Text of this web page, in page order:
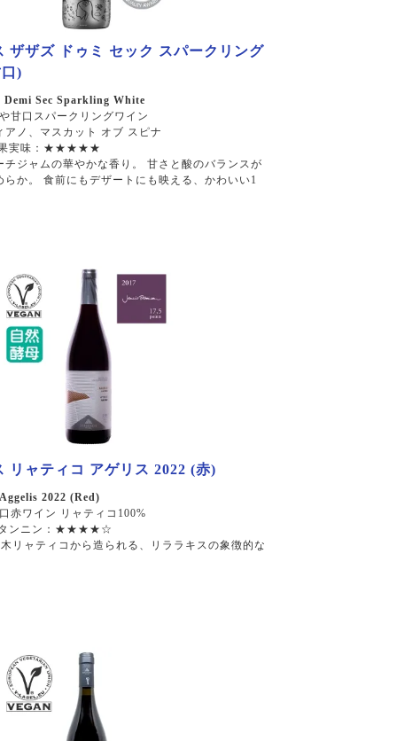
ザザズ ドゥミ セック スパークリング
)
Sec Sparkling White
甘口スパークリングワイン
アノ、マスカット オブ スピナ
実味：★★★★★
チジャムの華やかな香り。 甘さと酸のバランスが
らか。 食前にもデザートにも映える、かわいい1
リャティコ アゲリス 2022 (赤)
2022 (Red)
赤ワイン リャティコ100%
ンニン：★★★★☆
リャティコから造られる、リララキスの象徴的な